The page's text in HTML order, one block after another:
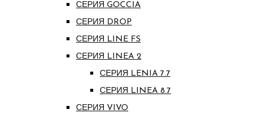
СЕРИЯ GOCCIA
СЕРИЯ DROP
СЕРИЯ LINE FS
СЕРИЯ LINEA 2
СЕРИЯ LENIA 7.7
СЕРИЯ LINEA 8.7
СЕРИЯ VIVO